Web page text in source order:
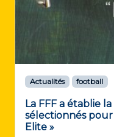
Actualités football
La FFF a établie
sélectionnés
Elite »